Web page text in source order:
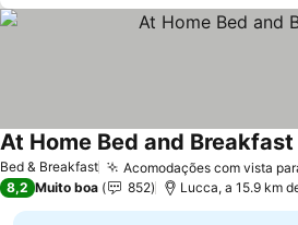
Bed & Breakfast Acomodações com vista
At Home Bed and Breakfast
8,2 Muito boa 852 Lucca, a 15.9 km